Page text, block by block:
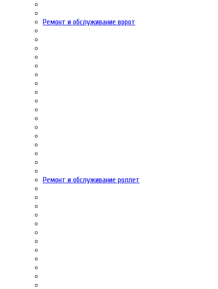
Ремонт и обслуживание ворот
Ремонт и обслуживание роллет